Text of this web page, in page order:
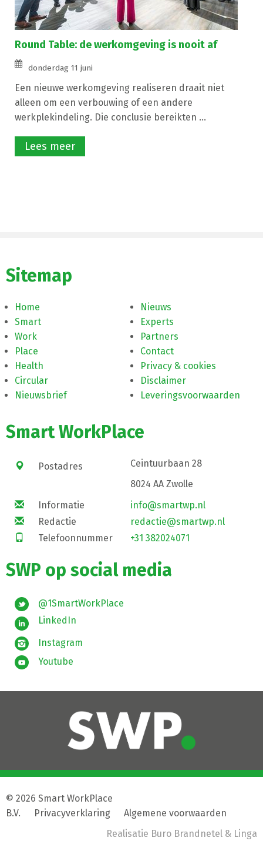
Round Table: de werkomgeving is nooit af
donderdag 11 juni
Een nieuwe werkomgeving realiseren draait niet
alleen om een verbouwing of een andere
werkplekindeling. Die conclusie bereikten ...
Lees meer
Sitemap
Home
Smart
Work
Place
Health
Circular
Nieuwsbrief
Nieuws
Experts
Partners
Contact
Privacy & cookies
Disclaimer
Leveringsvoorwaarden
Smart WorkPlace
Postadres
Ceintuurbaan 28
8024 AA Zwolle
Informatie
info@smartwp.nl
Redactie
redactie@smartwp.nl
Telefoonnummer
+31 382024071
SWP op social media
@1SmartWorkPlace
LinkedIn
Instagram
Youtube
© 2026 Smart WorkPlace
B.V.
Privacyverklaring
Algemene voorwaarden
Realisatie Buro Brandnetel & Linga